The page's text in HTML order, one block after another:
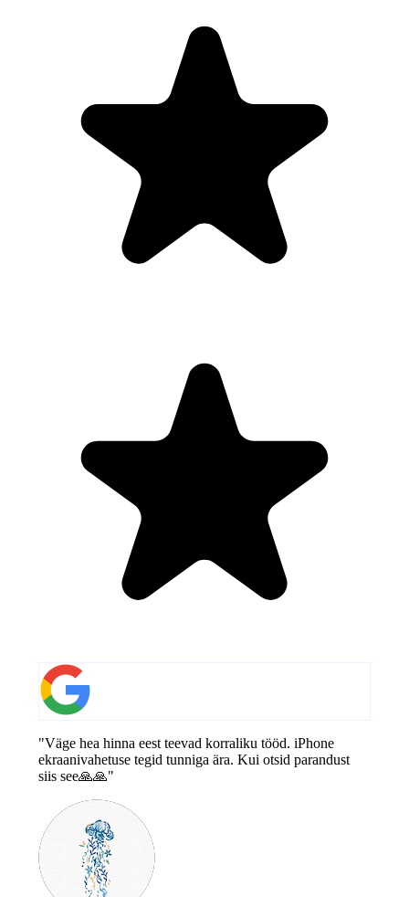
"Väge hea hinna eest teevad korraliku tööd. iPhone
ekraanivahetuse tegid tunniga ära. Kui otsid parandust
siis see🙏🙏"